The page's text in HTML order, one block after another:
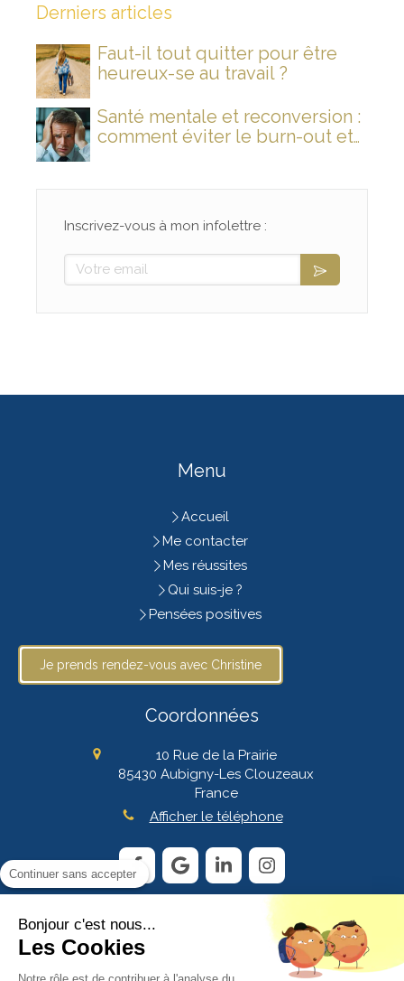
Derniers articles
Faut-il tout quitter pour être
heureux-se au travail ?
Santé mentale et reconversion :
comment éviter le burn-out et
Inscrivez-vous à mon infolettre :
Votre email
Menu
Accueil
Me contacter
Mes réussites
Qui suis-je ?
Pensées positives
Je prends rendez-vous avec Christine
Coordonnées
10 Rue de la Prairie
85430 Aubigny-Les Clouzeaux
France
Afficher le téléphone
Plan du site
CGV
Continuer sans accepter
Bonjour c'est nous...
Les Cookies